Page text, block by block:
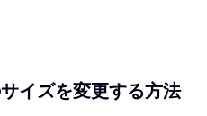
イズを変更する方法